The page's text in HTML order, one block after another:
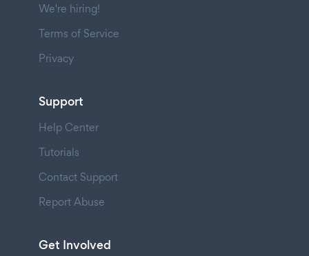
We're hiring!
Terms of Service
Privacy
Support
Help Center
Tutorials
Contact Support
Report Abuse
Get Involved